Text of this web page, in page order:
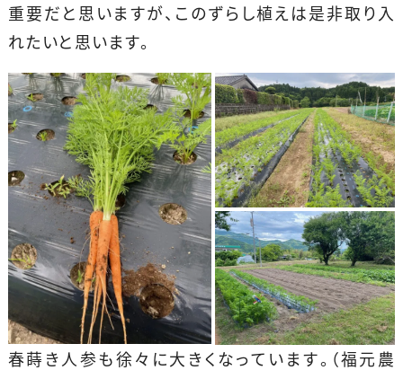
重要だと思いますが、このずらし植えは是非取り入
れたいと思います。
春蒔き人参も徐々に大きくなっています。（福元農